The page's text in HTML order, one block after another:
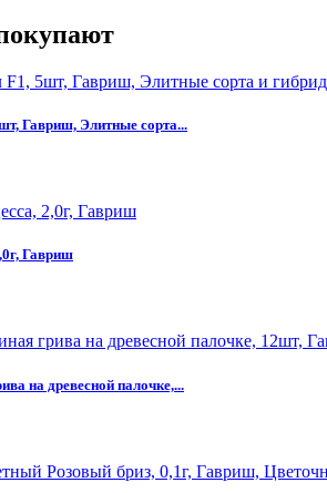
Гавриш, Элитные сорта...
Гавриш
на древесной палочке,...